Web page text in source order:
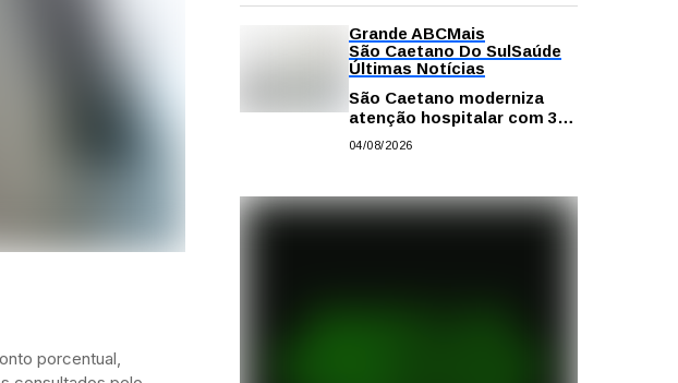
porcentual,
internacional
Grande ABCMais
São Caetano Do SulSaúde
Últimas Notícias
São Caetano moderniza
atenção hospitalar com 374
equipamentos de última
04/08/2026